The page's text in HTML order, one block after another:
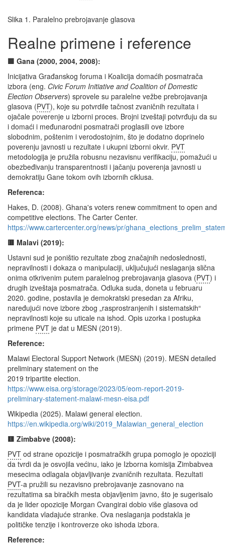
p4 <- ggplot(df_long, aes(x = mesto, y = glasovi,
labs(
title = "Poređenje
PVT
subtitle = "Sortirano po opadajućoj razlici =
x = "Biračko mesto (BM)",
y = "Broj glasova za listu A",
fill = "Izvor"
) +
theme_minimal() +
theme(axis.text.x = element_text(angle = 90, hjust =
## Napomena: Ako umesto apsolutne razlike želite
## „potcenjen/precenjen“ (sa znakom), zamenite
## mutate(razlika = abs(zvanično - PVT)) u
## mutate(razlika = zvanično - PVT) i po potrebi
Slika 1. Paralelno prebrojavanje glasova
Realne primene i reference
🟩 Gana (2000, 2004, 2008):
Inicijativa Građanskog foruma i Koalicija domaćih posmatrača
izbora (eng. Civic Forum Initiative and Coalition of Domestic
Election Observers) sprovele su paralelne vežbe prebrojavanja
glasova (PVT), koje su potvrdile tačnost zvaničnih rezultata i
ojačale poverenje u izborni proces. Brojni izveštaji potvrđuju da su
i domaći i međunarodni posmatrači proglasili ove izbore
slobodnim, poštenim i verodostojnim, što je dodatno doprinelo
poverenju javnosti u rezultate i ukupni izborni okvir. PVT
metodologija je pružila robusnu nezavisnu verifikaciju, pomažući u
obezbeđivanju transparentnosti i jačanju poverenja javnosti u
demokratiju Gane tokom ovih izbornih ciklusa.
Referenca:
Hakes, D. (2008). Ghana's voters renew commitment to open and
competitive elections. The Carter Center.
https://www.cartercenter.org/news/pr/
🟥 Malavi (2019):
Ustavni sud je poništio rezultate zbog značajnih nedoslednosti,
nepravilnosti i dokaza o manipulaciji, uključujući neslaganja slična
onima otkrivenim putem paralelnog prebrojavanja glasova (PVT) i
drugih izveštaja posmatrača. Odluka suda, doneta u februaru
2020. godine, postavila je demokratski presedan za Afriku,
naređujući nove izbore zbog „rasprostranjenih i sistematskih“
nepravilnosti koje su uticale na ishod. Opis uzorka i postupka
primene PVT je dat u MESN (2019).
Reference:
Malawi Electoral Support Network (MESN) (2019). MESN detailed
preliminary statement on the
2019 tripartite election.
https://www.eisa.org/storage/2023/05/eom-report-2019-
preliminary-statement-malawi-mesn-eisa.pdf
Wikipedia (2025). Malawi general election.
https://en.wikipedia.org/wiki/2019_Malawian_general_election
🟨 Zimbabve (2008):
PVT od strane opozicije i posmatračkih grupa pomoglo je opoziciji
da tvrdi da je osvojila većinu, iako je Izborna komisija Zimbabvea
mesecima odlagala objavljivanje zvaničnih rezultata. Rezultati
PVT-a pružili su nezavisno prebrojavanje zasnovano na
rezultatima sa biračkih mesta objavljenim javno, što je sugerisalo
da je lider opozicije Morgan Cvangirai dobio više glasova od
kandidata vladajuće stranke. Ova neslaganja podstakla je
političke tenzije i kontroverze oko ishoda izbora.
Reference: